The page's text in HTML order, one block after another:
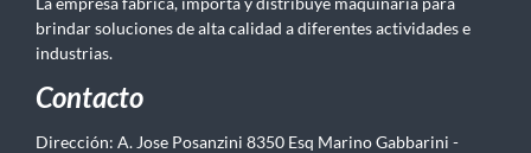
brindar soluciones de alta calidad a diferentes actividades e
industrias.
Contacto
Dirección: A. Jose Posanzini 8350 Esq Marino Gabbarini -